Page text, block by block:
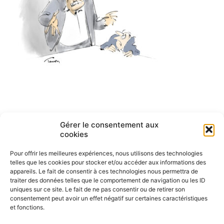
Gérer le consentement aux
cookies
Pour offrir les meilleures expériences, nous utilisons des technologies
telles que les cookies pour stocker et/ou accéder aux informations des
appareils. Le fait de consentir à ces technologies nous permettra de
traiter des données telles que le comportement de navigation ou les ID
uniques sur ce site. Le fait de ne pas consentir ou de retirer son
consentement peut avoir un effet négatif sur certaines caractéristiques
et fonctions.
Navigation
de
l’article
ARTICLE PRÉCÉDENT
English cartoons by Tesson-1